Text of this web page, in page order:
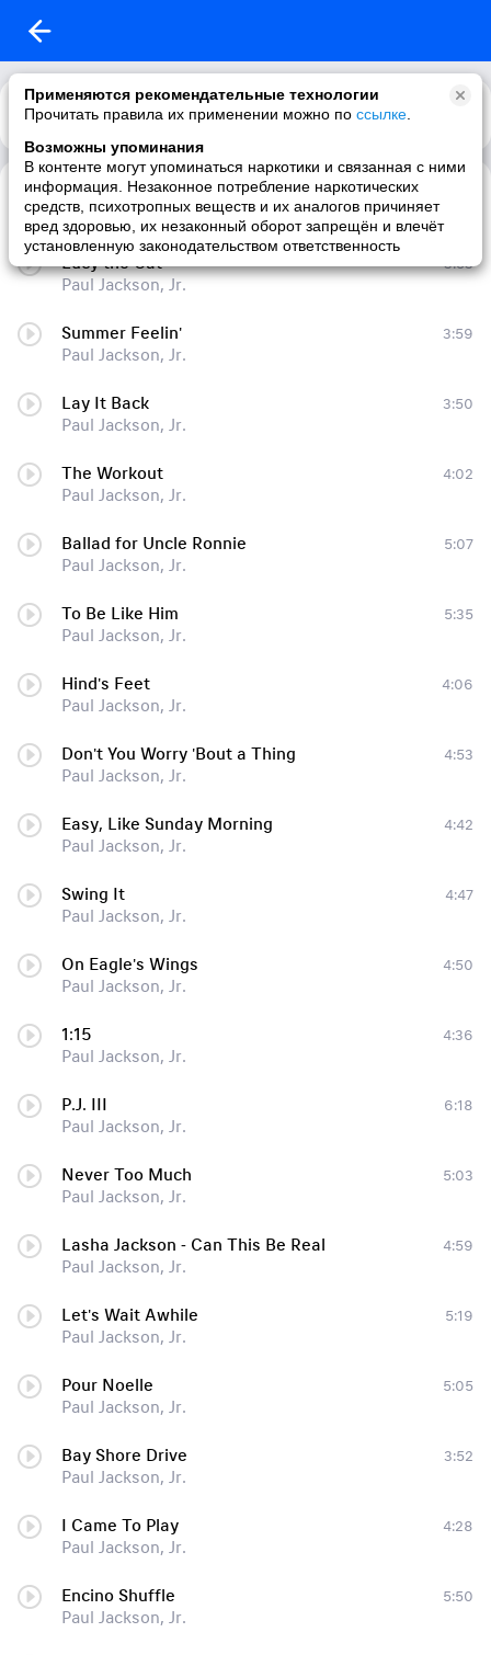
Применяются рекомендательные технологии
Прочитать правила их применении можно по ссылке
Возможны упоминания
В контенте могут упоминаться наркотики и связанная с ними
информация. Незаконное потребление наркотических
средств, психотропных веществ и их аналогов причиняет
вред здоровью, их незаконный оборот запрещён и влечёт
установленную законодательством ответственность
Каталог Рекомендации
Tomorrow
Paul Jackson, Jr.
Lucy the Cat
Paul Jackson, Jr.
3:53
Summer Feelin'
Paul Jackson, Jr.
3:59
Lay It Back
Paul Jackson, Jr.
3:50
The Workout
Paul Jackson, Jr.
4:02
Ballad for Uncle Ronnie
Paul Jackson, Jr.
5:07
To Be Like Him
Paul Jackson, Jr.
5:35
Hind's Feet
Paul Jackson, Jr.
4:06
Don't You Worry 'Bout a Thing
Paul Jackson, Jr.
4:53
Easy, Like Sunday Morning
Paul Jackson, Jr.
4:42
Swing It
Paul Jackson, Jr.
4:47
On Eagle's Wings
Paul Jackson, Jr.
4:50
1:15
Paul Jackson, Jr.
4:36
P.J. III
Paul Jackson, Jr.
6:18
Never Too Much
Paul Jackson, Jr.
5:03
Lasha Jackson - Can This Be Real
Paul Jackson, Jr.
4:59
Let's Wait Awhile
Paul Jackson, Jr.
5:19
Pour Noelle
Paul Jackson, Jr.
5:05
Bay Shore Drive
Paul Jackson, Jr.
3:52
I Came To Play
Paul Jackson, Jr.
4:28
Encino Shuffle
Paul Jackson, Jr.
5:50